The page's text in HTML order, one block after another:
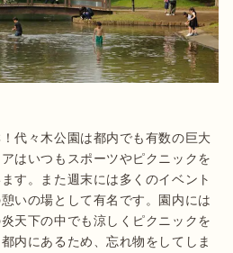
代々木公園は都内でも有数の巨大
はいつもスポーツやピクニックを
す。また週末には多くのイベント
いの場として有名です。園内には
天下の中でも涼しくピクニックを
内にあるため、忘れ物をしてしま